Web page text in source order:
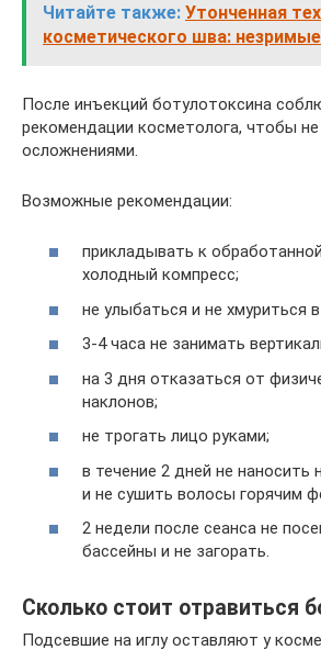
Читайте также: Утонченная
косметического шва:
После инъекций ботулотоксина
рекомендации косметолога, чтобы не
осложнениями.
Возможные рекомендации:
прикладывать к
холодный компресс;
не улыбаться и не хмуриться
3-4 часа не занимать
на 3 дня отказаться от
наклонов;
не трогать лицо руками;
в течение 2 дней не наносить
и не сушить волосы горячим
2 недели после сеанса не
бассейны и не загорать.
Сколько стоит отравиться
Подсевшие на иглу оставляют у